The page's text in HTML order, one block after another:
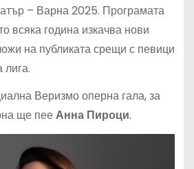
– Варна 2025. Програмата
всяка година изкачва нови
на публиката срещи с певици
Веризмо оперна гала, за
ще пееАнна Пироци.